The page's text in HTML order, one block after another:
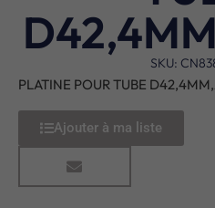
SKU:
PLATINE POUR TUBE
Ajouter à ma liste